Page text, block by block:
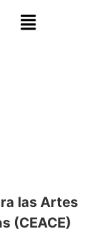
las Artes
(CEACE)